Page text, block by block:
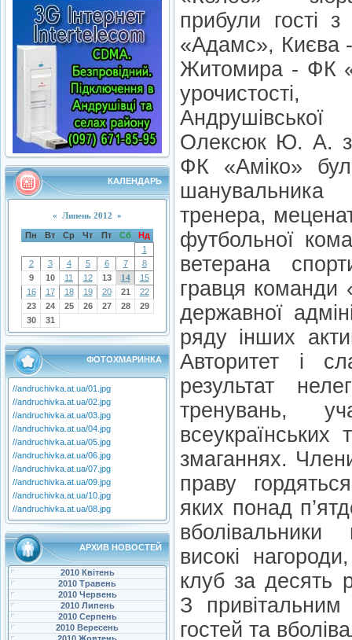
КАЛЕНДАРЬ
« Липень 2012 »
Пн Вт Ср Чт Пт Сб
Нд
1
2
3 4 5 6 7
8
9
10 11 12 13 14
15
16
17 18 19 20 21
22
23
24 25 26 27 28
29
30
31
ФОТОХМАРИНКА
//andruchivka.at.ua/01.jpg
//andruchivka.at.ua/02.jpg
//andruchivka.at.ua/03.jpg
//andruchivka.at.ua/04.jpg
//andruchivka.at.ua/05.jpg
//andruchivka.at.ua/06.jpg
//andruchivka.at.ua/07.jpg
//andruchivka.at.ua/09.jpg
//andruchivka.at.ua/10.jpg
//andruchivka.at.ua/08.jpg
АРХИВ НОВОСТЕЙ
2010 Квітень
2010 Травень
2010 Червень
2010 Липень
2010 Серпень
2010 Вересень
прибули гості
«Адамс»,
Житомира - ФК
Андрушівської
Олексюк Ю. А.
ФК «Аміко»
тренера,
футбольної
ветерана
гравця команди
державної
ряду інших
Авторитет і
результат
тренувань,
змаганнях.
праву
яких понад
високі
клуб за десять
З
гостей та